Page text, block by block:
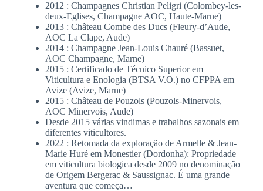
2012 : Champagnes Christian Peligri (Colombey-les-
deux-Eglises, Champagne AOC, Haute-Marne)
2013 : Château Combe des Ducs (Fleury-d’Aude,
AOC La Clape, Aude)
2014 : Champagne Jean-Louis Chauré (Bassuet,
AOC Champagne, Marne)
2015 : Certificado de Técnico Superior em
Viticultura e Enologia (BTSA V.O.) no CFPPA em
Avize (Avize, Marne)
2015 : Château de Pouzols (Pouzols-Minervois,
AOC Minervois, Aude)
Desde 2015 várias vindimas e trabalhos sazonais em
diferentes viticultores.
2022 : Retomada da exploração de Armelle & Jean-
Marie Huré em Monestier (Dordonha): Propriedade
em viticultura biologica desde 2009 no denominação
de Origem Bergerac & Saussignac. É uma grande
aventura que começa…